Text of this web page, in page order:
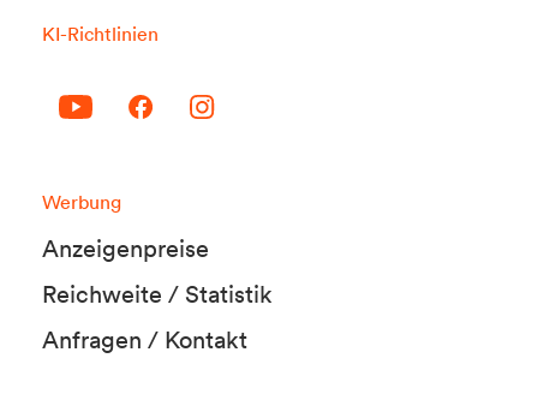
KI-Richtlinien
Werbung
Anzeigenpreise
Reichweite / Statistik
Anfragen / Kontakt